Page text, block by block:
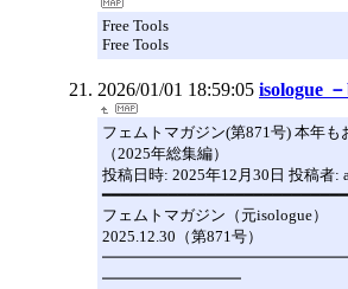
Free Tools
Free Tools
2026/01/01 18:59:05 isologue
フェムトマガジン(第871号) 本年も
（2025年総集編）
投稿日時: 2025年12月30日 投稿者:
フェムトマガジン（元isologue）
2025.12.30（第871号）
━━━━━━━━━